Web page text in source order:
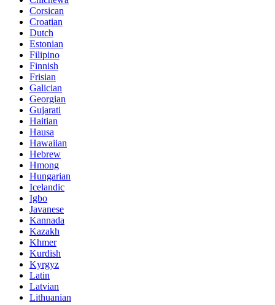
Corsican
Croatian
Dutch
Estonian
Filipino
Finnish
Frisian
Galician
Georgian
Gujarati
Haitian
Hausa
Hawaiian
Hebrew
Hmong
Hungarian
Icelandic
Igbo
Javanese
Kannada
Kazakh
Khmer
Kurdish
Kyrgyz
Latin
Latvian
Lithuanian